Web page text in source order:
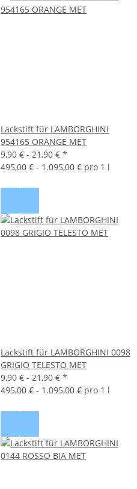
Lackstift für LAMBORGHINI
954165 ORANGE MET
9,90 € - 21,90 € *
495,00 € - 1.095,00 € pro 1 l
Lackstift für LAMBORGHINI 0098
GRIGIO TELESTO MET
9,90 € - 21,90 € *
495,00 € - 1.095,00 € pro 1 l